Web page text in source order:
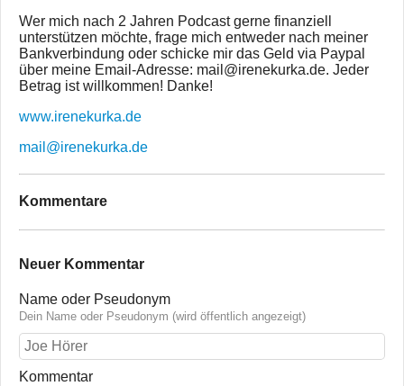
Wer mich nach 2 Jahren Podcast gerne finanziell
unterstützen möchte, frage mich entweder nach meiner
Bankverbindung oder schicke mir das Geld via Paypal
über meine Email-Adresse: mail@irenekurka.de. Jeder
Betrag ist willkommen! Danke!
www.irenekurka.de
mail@irenekurka.de
Kommentare
Neuer Kommentar
Name oder Pseudonym
Dein Name oder Pseudonym (wird öffentlich angezeigt)
Kommentar